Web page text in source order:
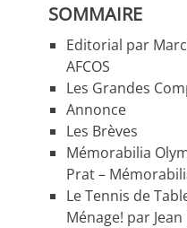
SOMMAIRE
Editorial par
AFCOS
Les Grandes
Annonce
Les Brèves
Mémorabilia
Prat –
Le Tennis de
Ménage! par